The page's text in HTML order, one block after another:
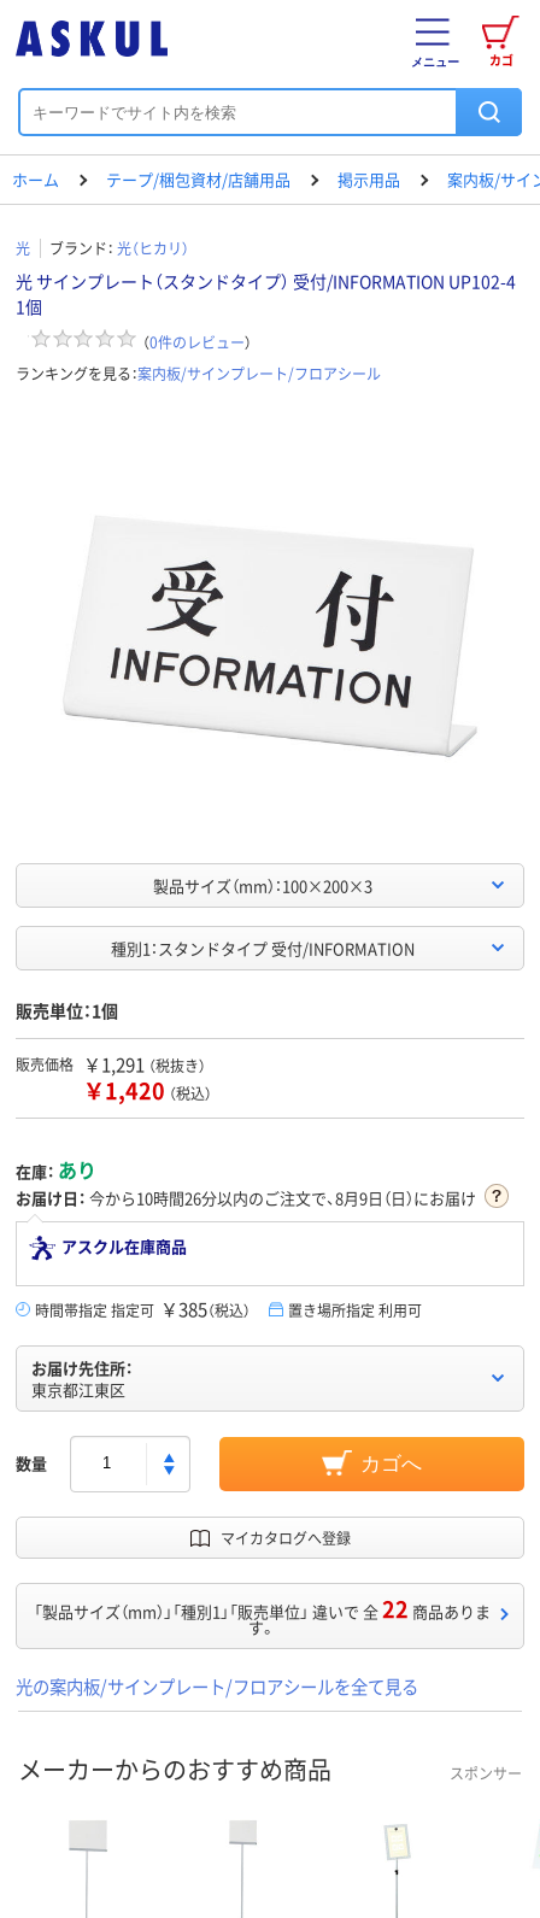
カゴ
メニュー
ホーム テープ/梱包資材/店舗用品 掲示用品 案内板/サイ
光 ブランド： 光（ヒカリ）
光 サインプレート（スタンドタイプ） 受付/INFORMATION UP102-4
1個
（0件のレビュー）
ランキングを見る：案内板/サインプレート/フロアシール
製品サイズ（mm）：100×200×3
種別1：スタンドタイプ 受付/INFORMATION
販売単位：1個
販売価格 ￥1,291 （税抜き）
￥1,420 （税込）
在庫： あり
お届け日： 今から10時間26分以内のご注文で、8月9日（日）にお届け
アスクル在庫商品
時間帯指定 指定可 ￥385（税込） 置き場所指定 利用可
お届け先住所：
東京都江東区
数量 カゴへ
マイカタログへ登録
「製品サイズ（mm）」「種別1」「販売単位」 違いで 全22 商品ありま
す。
光の案内板/サインプレート/フロアシールを全て見る
メーカーからのおすすめ商品 スポンサー